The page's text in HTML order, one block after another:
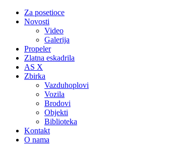
Za posetioce
Novosti
Video
Galerija
Propeler
Zlatna eskadrila
AS X
Zbirka
Vazduhoplovi
Vozila
Brodovi
Objekti
Biblioteka
Kontakt
O nama